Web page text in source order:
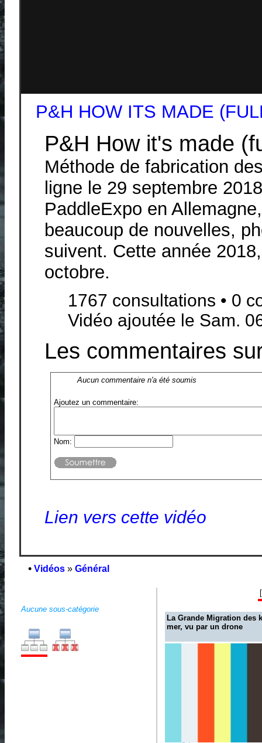
P&H HOW ITS MADE
P&H How it's made
Méthode de fabrication
ligne le 29 septembre
PaddleExpo en
beaucoup de nouvelles,
suivent. Cette année
octobre.
1767 consultations • 0
Vidéo ajoutée le Sam.
Les commentaires
Aucun commentaire n'a été soumis
Ajoutez un commentaire:
Nom:
Lien vers cette vidéo
• Vidéos» Général
Aucune sous-catégorie
La Grande Migration des
mer, vu par un drone